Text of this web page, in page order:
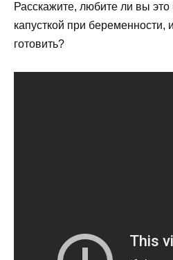
Расскажите, любите ли вы
капусткой при беременности,
готовить?